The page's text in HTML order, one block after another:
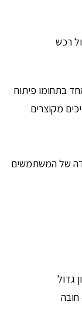
בתחומו פיתוח
מקוצרים
של המשתמשים